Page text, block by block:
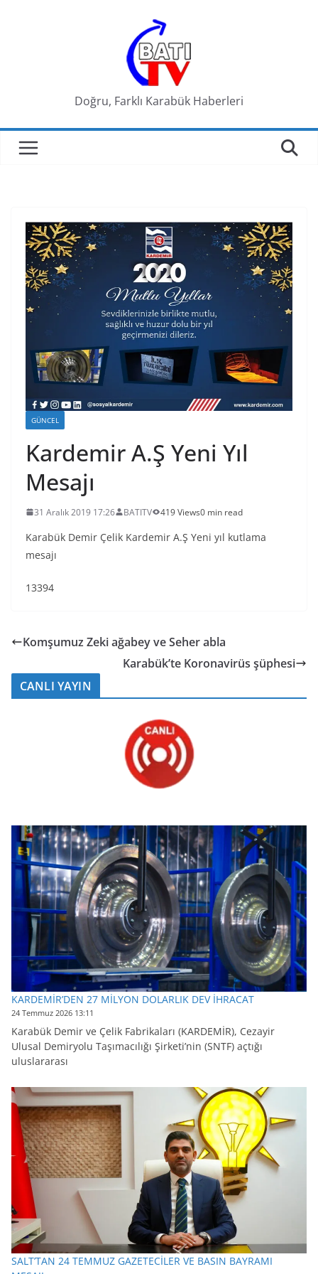
Doğru, Farklı Karabük Haberleri
GÜNCEL
Kardemir A.Ş Yeni Yıl
Mesajı
31 Aralık 2019 17:26 BATITV 419 Views0 min read
Karabük Demir Çelik Kardemir A.Ş Yeni yıl kutlama
mesajı
13394
Komşumuz Zeki ağabey ve Seher abla
Karabük’te Koronavirüs şüphesi
CANLI YAYIN
KARDEMİR’DEN 27 MİLYON DOLARLIK DEV İHRACAT
24 Temmuz 2026 13:11
Karabük Demir ve Çelik Fabrikaları (KARDEMİR), Cezayir
Ulusal Demiryolu Taşımacılığı Şirketi’nin (SNTF) açtığı
uluslararası
SALT’TAN 24 TEMMUZ GAZETECİLER VE BASIN BAYRAMI